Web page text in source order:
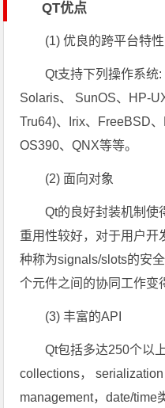
QT优点
(1) 优良的跨平台特性
Qt支持下列操作系统:
Solaris、 SunOS、HP-
Tru64)、Irix、FreeBSD
OS390、QNX等等。
(2) 面向对象
Qt的良好封装机制使
重用性较好，对于用户开
种称为signals/slots的安
个元件之间的协同工作变
(3) 丰富的API
Qt包括多达250个以
collections，
management，date/time